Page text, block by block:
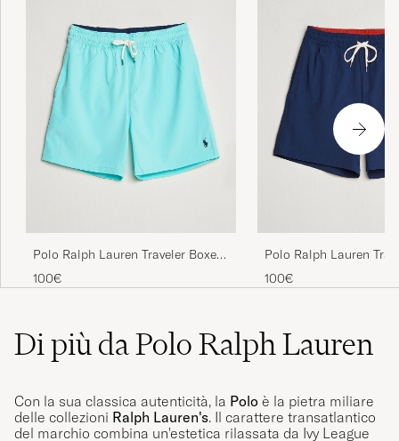
Polo Ralph Lauren Traveler Boxer
Swim Shorts Hammond Blue
100€
Polo Ralph Lauren
Swimshorts Newport
100€
Di più da Polo Ralph Lauren
Con la sua classica autenticità, la Polo è la pietra miliare
delle collezioni Ralph Lauren's. Il carattere transatlantico
del marchio combina un'estetica rilassata da Ivy League